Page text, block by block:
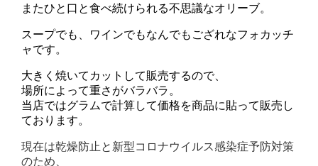
またひと口と食べ続けられる不思議なオリーブ。
スープでも、ワインでもなんでもござれなフォカッチ
ャです。
大きく焼いてカットして販売するので、
場所によって重さがバラバラ。
当店ではグラムで計算して価格を商品に貼って販売し
ております。
現在は乾燥防止と新型コロナウイルス感染症予防対策
のため、